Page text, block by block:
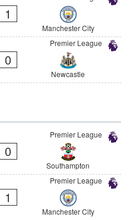
1
Manchester City
Premier League
0
Newcastle
Premier League
0
Southampton
Premier League
1
Manchester City